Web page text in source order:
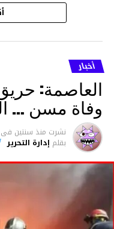
هذا وقد تمكن
هلال في توقيت
والقبض عليه
ما نُسبه إليه.
متابعة
قسم الاخبار
أخبار
العاصمة:
وفاة مسن …
نشرت منذ سنتين فى
بقلم إدارة التحرير